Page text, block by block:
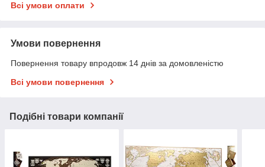
Всі умови оплати
Умови повернення
Повернення товару впродовж 14 днів за домовленістю
Всі умови повернення
Подібні товари компанії